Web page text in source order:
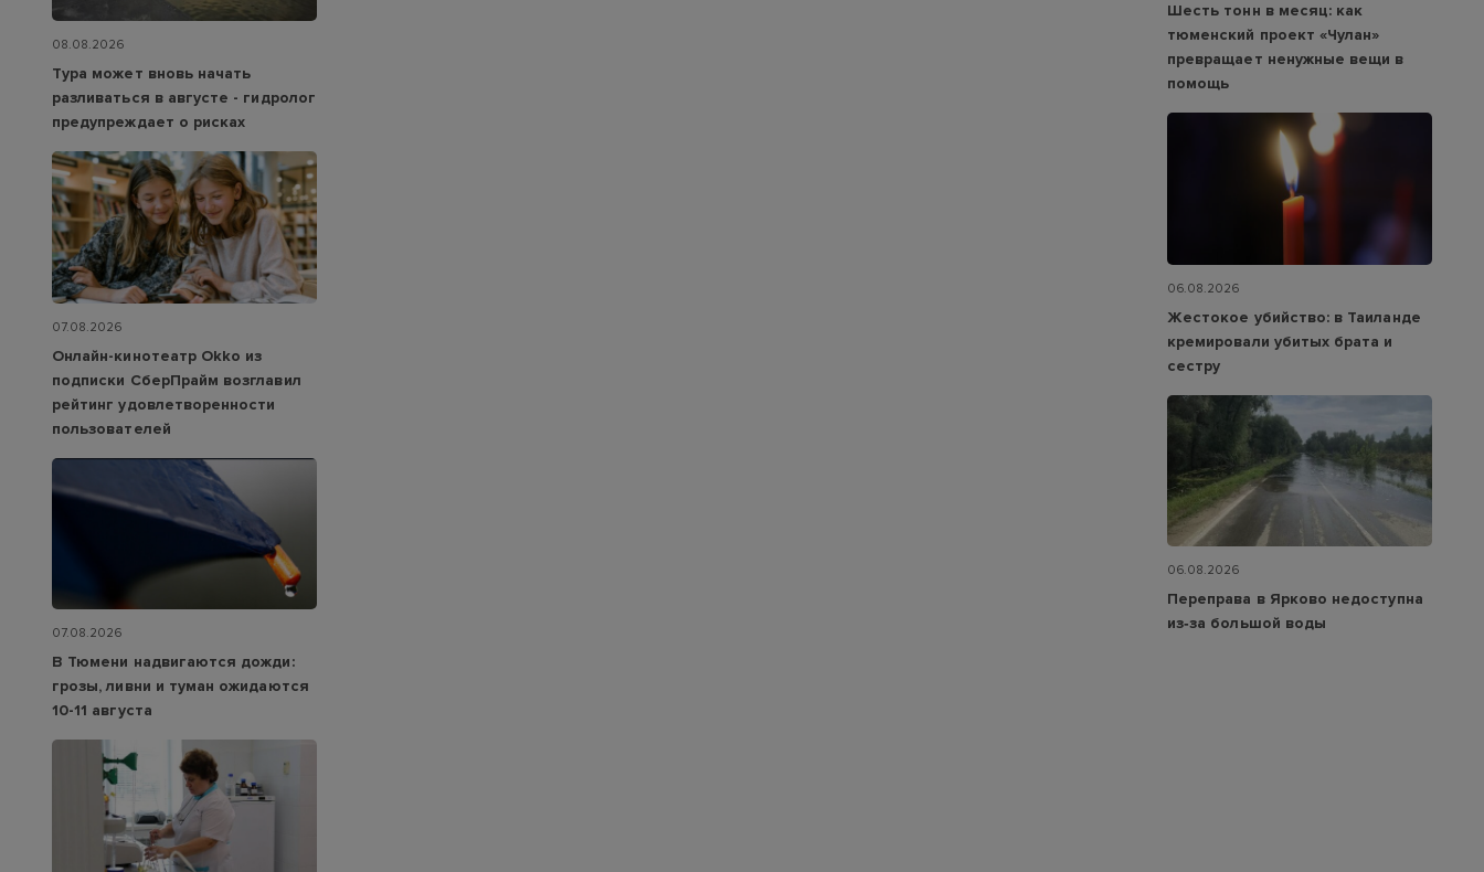
08.08.2026
Тура может вновь начать
разливаться в августе - гидролог
предупреждает о рисках
07.08.2026
Онлайн-кинотеатр Okko из
подписки СберПрайм возглавил
рейтинг удовлетворенности
пользователей
07.08.2026
В Тюмени надвигаются дожди:
грозы, ливни и туман ожидаются
10-11 августа
Шесть тонн в месяц: как
тюменский проект «Чулан»
превращает ненужные вещи в
помощь
06.08.2026
Жестокое убийство: в Таиланде
кремировали убитых брата и
сестру
06.08.2026
Переправа в Ярково недоступна
из‑за большой воды